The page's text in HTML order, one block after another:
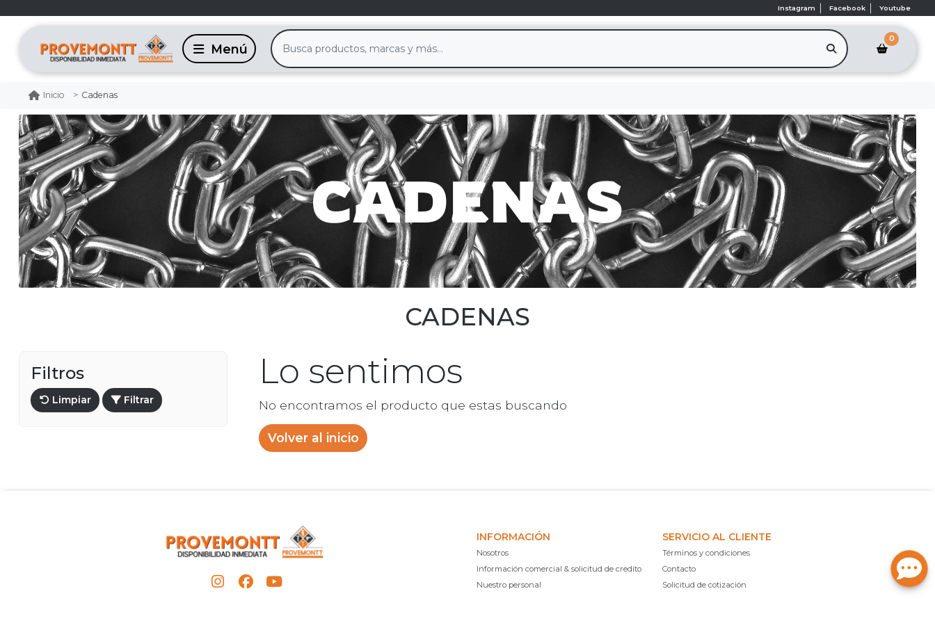
Instagram Facebook Youtube
0
Inicio Cadenas
CADENAS
Filtros
Limpiar Filtrar
Lo sentimos
No encontramos el producto que estas buscando
Volver al inicio
INFORMACIÓN
Nosotros
Información comercial & solicitud de credito
Nuestro personal
SERVICIO AL CLIENTE
Términos y condiciones
Contacto
Solicitud de cotización